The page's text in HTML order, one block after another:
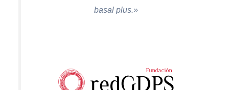
basal plus.»